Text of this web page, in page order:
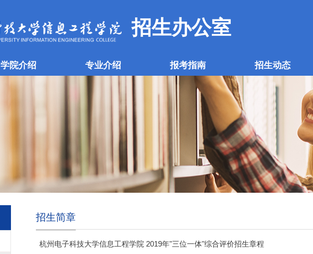
招生办公室
学院介绍 专业介绍 报考指南 招生动态
招生简章
杭州电子科技大学信息工程学院 2019年"三位一体"综合评价招生章程